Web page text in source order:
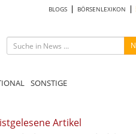
BLOGS BÖRSENLEXIKON
SONSTIGE
Artikel